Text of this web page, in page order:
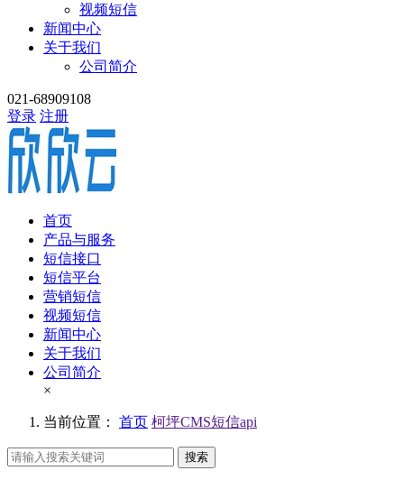
视频短信
新闻中心
关于我们
公司简介
021-68909108
登录 注册
首页
产品与服务
短信接口
短信平台
营销短信
视频短信
新闻中心
关于我们
公司简介
×
当前位置： 首页 柯坪CMS短信api
搜索